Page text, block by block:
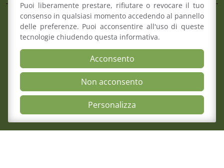
Open
Composizione del Consiglio
Commissioni
Osservatori
Richiesta pareri di congruità
Verbali del Consiglio
Aree
Puoi liberamente prestare, rifiutare o revocare il tuo
consenso in qualsiasi momento accedendo al pannello
delle preferenze. Puoi acconsentire all'uso di queste
tecnologie chiudendo questa informativa.
Acconsento
Non acconsento
Personalizza